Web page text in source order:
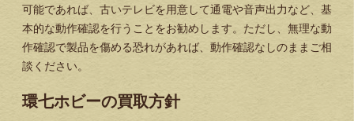
可能であれば、古いテレビを用意して通電や音声出力など、基
本的な動作確認を行うことをお勧めします。ただし、無理な動
作確認で製品を傷める恐れがあれば、動作確認なしのままご相
談ください。
環七ホビーの買取方針